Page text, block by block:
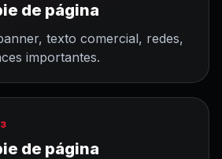
de página
texto comercial, redes,
importantes.
de página